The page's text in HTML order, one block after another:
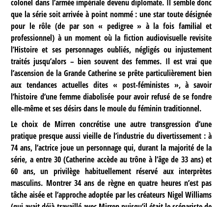
colonel dans l’armée impériale devenu diplomate. Il semble donc
que la série soit arrivée à point nommé : une star toute désignée
pour le rôle (de par son « pedigree » à la fois familial et
professionnel) à un moment où la fiction audiovisuelle revisite
l’Histoire et ses personnages oubliés, négligés ou injustement
traités jusqu’alors – bien souvent des femmes. Il est vrai que
l’ascension de la Grande Catherine se prête particulièrement bien
aux tendances actuelles dites « post-féministes », à savoir
l’histoire d’une femme diabolisée pour avoir refusé de se fondre
elle-même et ses désirs dans le moule du féminin traditionnel.
Le choix de Mirren concrétise une autre transgression d’une
pratique presque aussi vieille de l’industrie du divertissement : à
74 ans, l’actrice joue un personnage qui, durant la majorité de la
série, a entre 30 (Catherine accède au trône à l’âge de 33 ans) et
60 ans, un privilège habituellement réservé aux interprètes
masculins. Montrer 34 ans de règne en quatre heures n’est pas
tâche aisée et l’approche adoptée par les créateurs Nigel Williams